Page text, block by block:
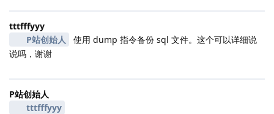
tttfffyyy
P站创始人
使用 dump 指令备份 sql 文件。这个可以详细说
说吗，谢谢
P站创始人
tttfffyyy